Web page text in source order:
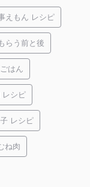
えもん レシピ
らう前と後
はん
レシピ
レシピ
ね肉